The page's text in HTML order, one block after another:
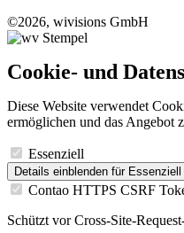
©2026, wivisions GmbH
Cookie- und
Diese Website verwendet
ermöglichen und das Angebot
Essenziell
Details einblenden für Essenziell
Contao HTTPS CSRF
Schützt vor Cross-Site-